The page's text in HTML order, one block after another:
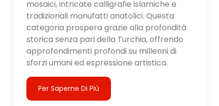
mosaici, intricate calligrafie islamiche e
tradizionali manufatti anatolici. Questa
categoria prospera grazie alla profondità
storica senza pari della Turchia, offrendo
approfondimenti profondi su millenni di
sforzi umani ed espressione artistica.
Per Saperne Di Più